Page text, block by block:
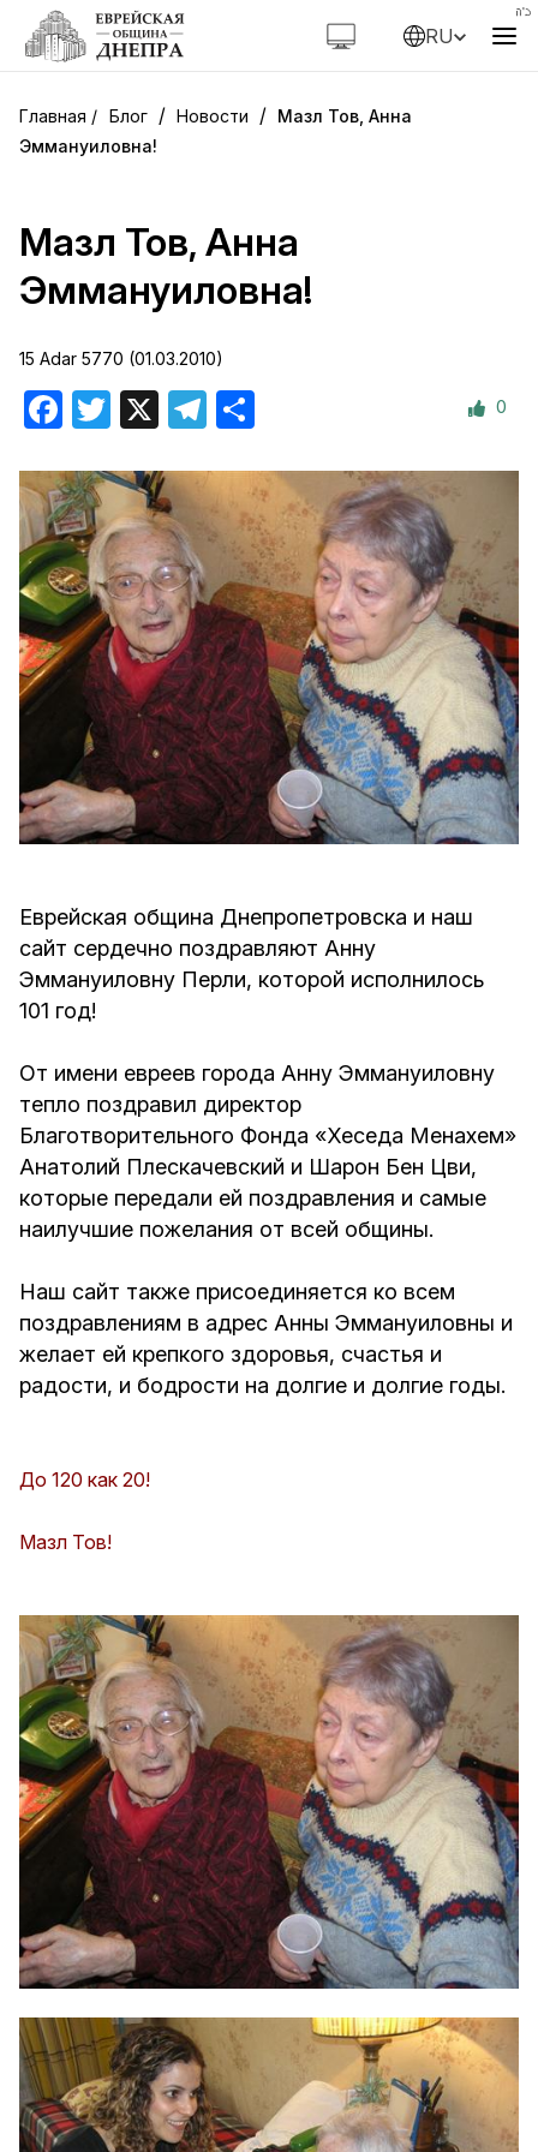
RU
Блог / Новости / Мазл Тов, Анна
Эммануиловна!
Мазл Тов, Анна
Эммануиловна!
15 Adar 5770 (01.03.2010)
Facebook
Twitter Telegram 0
Еврейская община Днепропетровска и наш
сайт сердечно поздравляют Анну
Эммануиловну Перли, которой исполнилось
101 год!
От имени евреев города Анну Эммануиловну
тепло поздравил директор
Благотворительного Фонда «Хеседа Менахем»
Анатолий Плескачевский и Шарон Бен Цви,
которые передали ей поздравления и самые
наилучшие пожелания от всей общины.
Наш сайт также присоединяется ко всем
поздравлениям в адрес Анны Эммануиловны и
желает ей крепкого здоровья, счастья и
радости, и бодрости на долгие и долгие годы.
До 120 как 20!
Мазл Тов!